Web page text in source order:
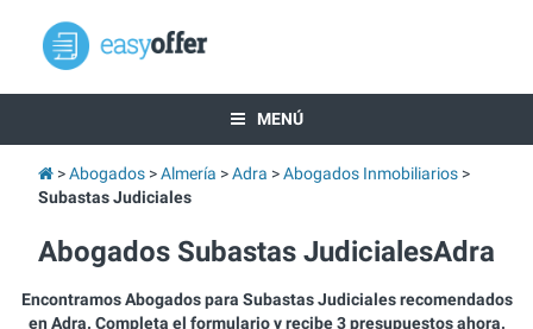
MENÚ
Abogados Almería Adra
Abogados Inmobiliarios
Subastas Judiciales
Abogados Subastas JudicialesAdra
Encontramos Abogados para Subastas Judiciales recomendados
en Adra. Completa el formulario y recibe 3 presupuestos ahora.